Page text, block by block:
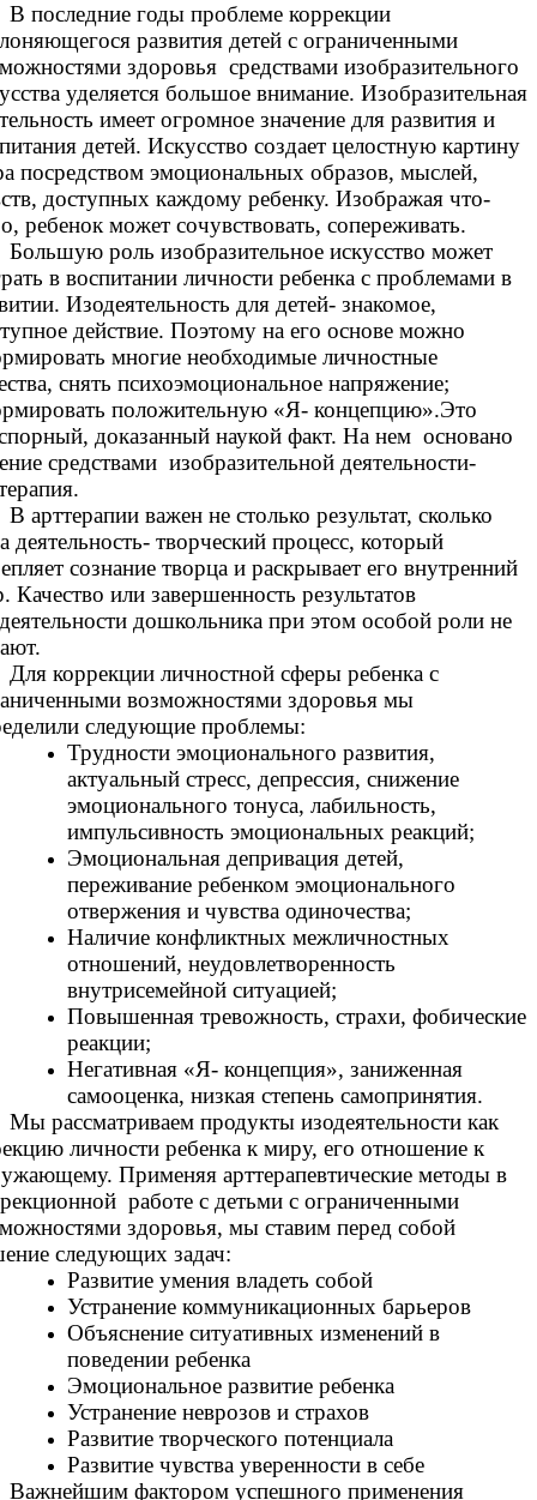
В последние годы проблеме коррекции
развития детей с ограниченными
здоровья средствами изобразительного
уделяется большое внимание. Изобразительная
имеет огромное значение для развития и
детей. Искусство создает целостную картину
посредством эмоциональных образов, мыслей,
доступных каждому ребенку. Изображая что-
ребенок может сочувствовать, сопереживать.
Большую роль изобразительное искусство может
в воспитании личности ребенка с проблемами в
Изодеятельность для детей- знакомое,
действие. Поэтому на его основе можно
многие необходимые личностные
снять психоэмоциональное напряжение;
положительную «Я- концепцию».Это
доказанный наукой факт. На нем основано
средствами изобразительной деятельности-
В арттерапии важен не столько результат, сколько
деятельность- творческий процесс, который
сознание творца и раскрывает его внутренний
Качество или завершенность результатов
дошкольника при этом особой роли не
Для коррекции личностной сферы ребенка с
возможностями здоровья мы
следующие проблемы:
Трудности эмоционального развития,
актуальный стресс, депрессия, снижение
эмоционального тонуса, лабильность,
импульсивность эмоциональных реакций;
Эмоциональная депривация детей,
переживание ребенком эмоционального
отвержения и чувства одиночества;
Наличие конфликтных межличностных
отношений, неудовлетворенность
внутрисемейной ситуацией;
Повышенная тревожность, страхи, фобические
реакции;
Негативная «Я- концепция», заниженная
самооценка, низкая степень самопринятия.
Мы рассматриваем продукты изодеятельности как
личности ребенка к миру, его отношение к
Применяя арттерапевтические методы в
работе с детьми с ограниченными
здоровья, мы ставим перед собой
следующих задач:
Развитие умения владеть собой
Устранение коммуникационных барьеров
Объяснение ситуативных изменений в
поведении ребенка
Эмоциональное развитие ребенка
Устранение неврозов и страхов
Развитие творческого потенциала
Развитие чувства уверенности в себе
Важнейшим фактором успешного применения